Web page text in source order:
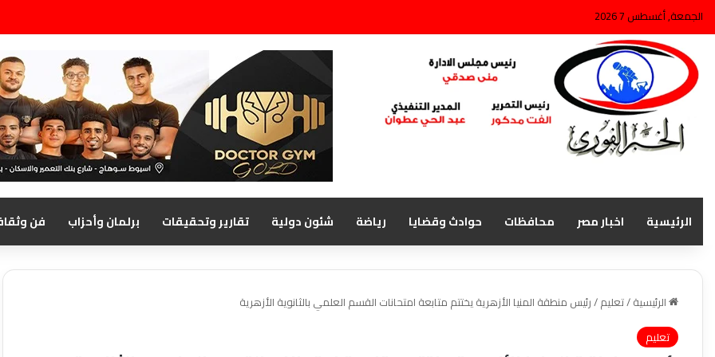
الجمعة, أغسطس 7 2026
الرئيسية اخبار مصر محافظات حوادث وقضايا رياضة شئون دولية تقارير وتحقيقات برلمان وأحزاب فن
الرئيسية/تعليم/رئيس منطقة المنيا الأزهرية يختتم متابعة امتحانات القسم العلمي بالثانوية الأزهرية
تعليم